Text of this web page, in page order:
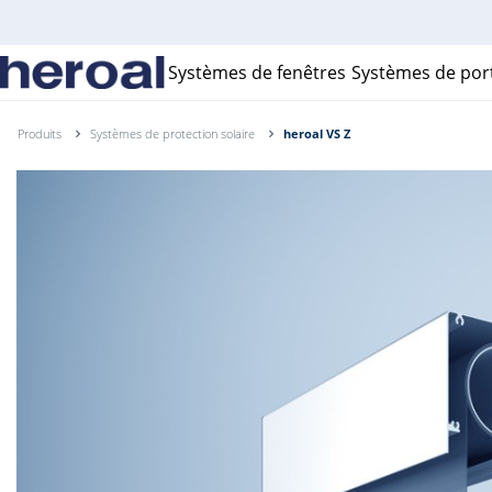
Systèmes de fenêtres Systèmes de
Produits Systèmes de protection solaire heroal VS Z